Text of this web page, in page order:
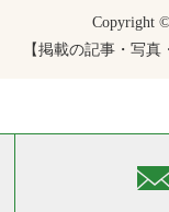
Copyright
【掲載の記事・写